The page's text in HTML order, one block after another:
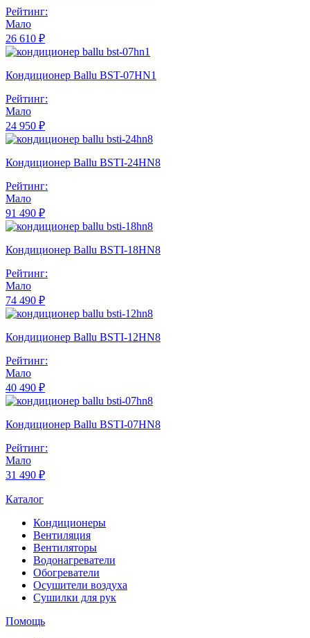
Рейтинг:
Мало
26 610 ₽
Кондиционер Ballu BST-07HN1
Рейтинг:
Мало
24 950 ₽
Кондиционер Ballu BSTI-24HN8
Рейтинг:
Мало
91 490 ₽
Кондиционер Ballu BSTI-18HN8
Рейтинг:
Мало
74 490 ₽
Кондиционер Ballu BSTI-12HN8
Рейтинг:
Мало
40 490 ₽
Кондиционер Ballu BSTI-07HN8
Рейтинг:
Мало
31 490 ₽
Каталог
Кондиционеры
Вентиляция
Вентиляторы
Водонагреватели
Обогреватели
Осушители воздуха
Сушилки для рук
Помощь